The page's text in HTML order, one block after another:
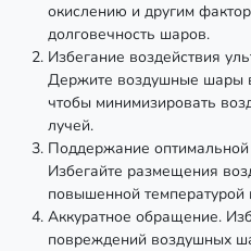
окислению и другим
долговечность шаров.
Избегание воздействия
Держите воздушные шары
чтобы минимизировать
лучей.
Поддержание
Избегайте размещения
повышенной
Аккуратное обращение.
повреждений воздушных